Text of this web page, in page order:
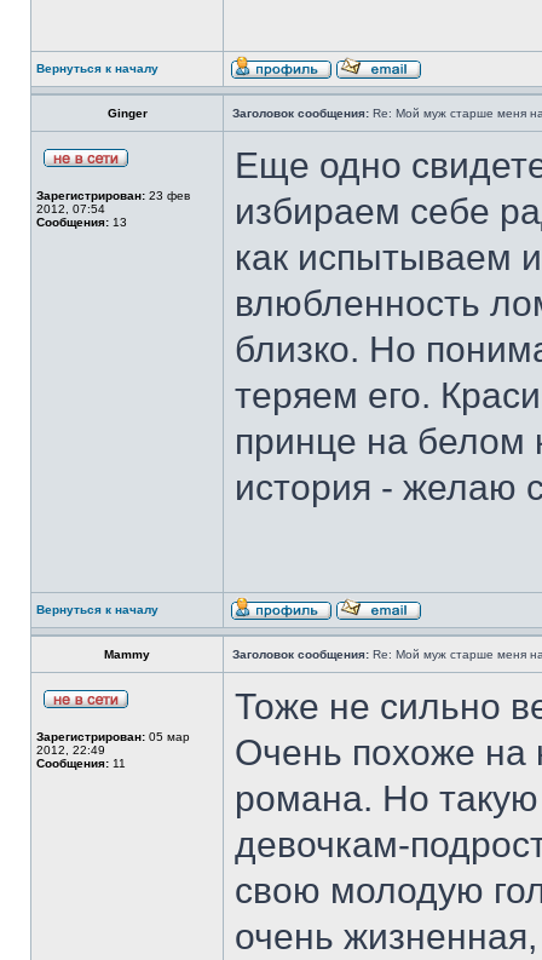
Вернуться к началу
Ginger Заголовок сообщения: Re: Мой муж старше меня
Зарегистрирован: 23 фев
2012, 07:54
Сообщения: 13
Еще одно
избираем себе
как испытываем
влюбленность
близко. Но
теряем его.
принце на белом
история - желаю
Вернуться к началу
Mammy Заголовок сообщения: Re: Мой муж старше меня
Зарегистрирован: 05 мар
2012, 22:49
Сообщения: 11
Тоже не сильно
Очень похоже на
романа. Но
девочкам-
свою молодую
очень